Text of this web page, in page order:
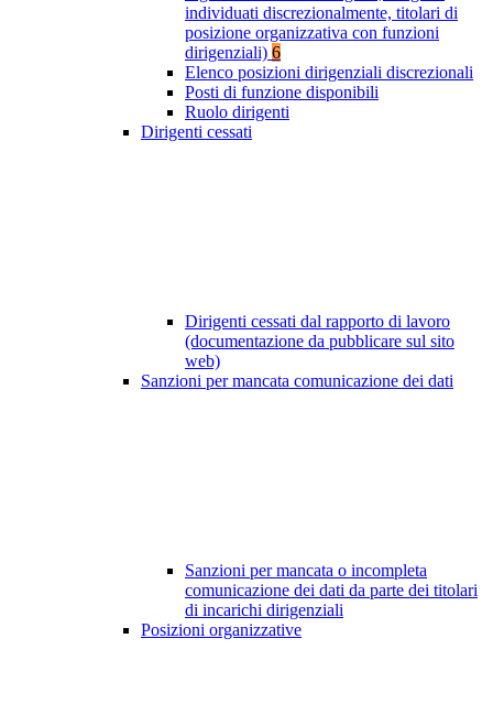
individuati discrezionalmente, titolari di
posizione organizzativa con funzioni
dirigenziali) 6
Elenco posizioni dirigenziali discrezionali
Posti di funzione disponibili
Ruolo dirigenti
Dirigenti cessati
Dirigenti cessati dal rapporto di lavoro
(documentazione da pubblicare sul sito
web)
Sanzioni per mancata comunicazione dei dati
Sanzioni per mancata o incompleta
comunicazione dei dati da parte dei titolari
di incarichi dirigenziali
Posizioni organizzative